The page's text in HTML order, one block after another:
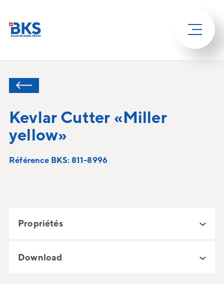
Kevlar Cutter «Miller
yellow»
Référence BKS: 811-8996
Propriétés
Download